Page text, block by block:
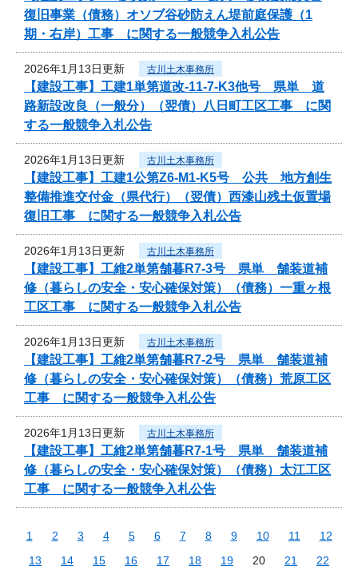
復旧事業（債務）オソブ谷砂防えん堤前庭保護（1
期・右岸）工事 に関する一般競争入札公告
2026年1月13日更新 古川土木事務所
【建設工事】工建1単第道改-11-7-K3他号 県単 道
路新設改良（一般分）（翌債）八日町工区工事 に関
する一般競争入札公告
2026年1月13日更新 古川土木事務所
【建設工事】工建1公第Z6-M1-K5号 公共 地方創生
整備推進交付金（県代行）（翌債）西漆山残土仮置場
復旧工事 に関する一般競争入札公告
2026年1月13日更新 古川土木事務所
【建設工事】工維2単第舗暮R7-3号 県単 舗装道補
修（暮らしの安全・安心確保対策）（債務）一重ヶ根
工区工事 に関する一般競争入札公告
2026年1月13日更新 古川土木事務所
【建設工事】工維2単第舗暮R7-2号 県単 舗装道補
修（暮らしの安全・安心確保対策）（債務）荒原工区
工事 に関する一般競争入札公告
2026年1月13日更新 古川土木事務所
【建設工事】工維2単第舗暮R7-1号 県単 舗装道補
修（暮らしの安全・安心確保対策）（債務）太江工区
工事 に関する一般競争入札公告
1 2 3 4 5 6 7 8 9 10 11
12
13
14 15 16 17 18 19 20 21
22